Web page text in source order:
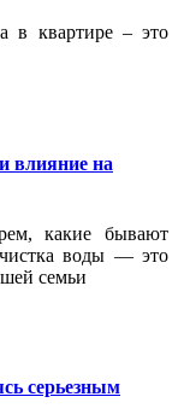
в квартире – это
влияние на
какие бывают
воды — это
семьи
серьезным